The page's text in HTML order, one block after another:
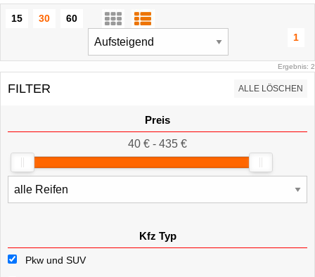
15 30
60
1
Ergebnis: 2
FILTER ALLE LÖSCHEN
Preis
40 € - 435 €
Kfz Typ
Pkw und SUV